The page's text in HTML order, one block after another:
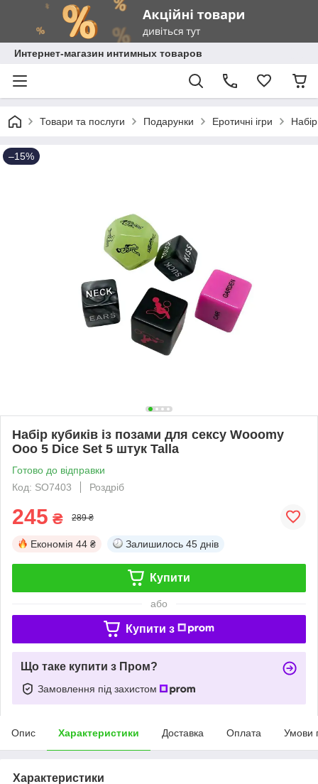
Интернет-магазин интимных товаров
Товари та послуги Подарунки Еротичні ігри
–15%
Набір кубиків із позами для сексу Wooomy
Ooo 5 Dice Set 5 штук Talla
Готово до відправки
Код: SO7403
Роздріб
245 ₴ 289 ₴
Економія 44 ₴ Залишилось 45 днів
Купити
або
Купити з
Що таке купити з Пром?
Замовлення під захистом
Опис Характеристики Доставка Оплата Умови
Характеристики